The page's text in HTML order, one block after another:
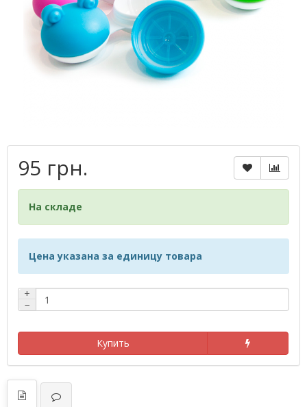
95 грн.
На складе
Цена указана за единицу товара
+
−
Купить